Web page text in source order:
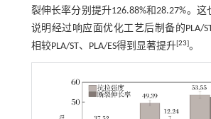
裂伸长率分别提升126.88%和28.27%。
说明经过响应面优化工艺后制备的PLA/
相较PLA/ST、PLA/ES得到显著提升[23]。